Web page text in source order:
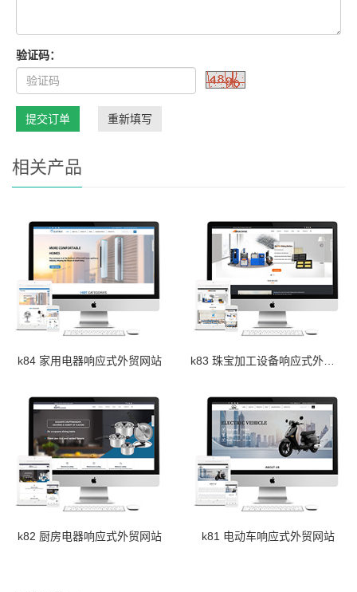
验证码：
提交订单 重新填写
相关产品
k84 家用电器响应式外贸网站
k82 厨房电器响应式外贸网站 k81 电动车响应式外贸网站